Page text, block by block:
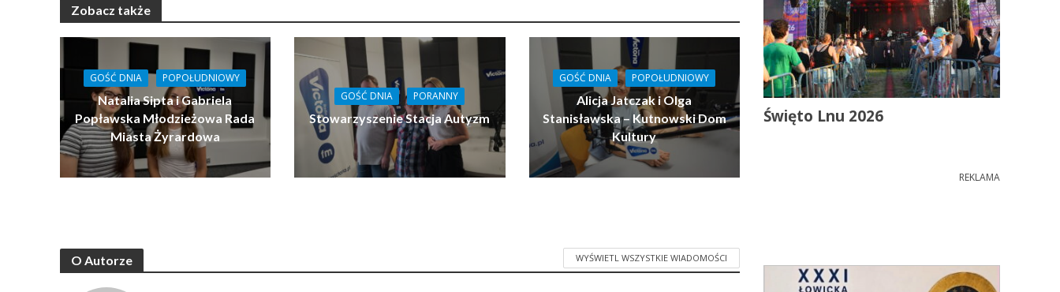
Zobacz także
GOŚĆ DNIA POPOŁUDNIOWY
Natalia Sipta i Gabriela
Popławska Młodzieżowa Rada
Miasta Żyrardowa
GOŚĆ DNIA PORANNY
Stowarzyszenie Stacja Autyzm
GOŚĆ DNIA POPOŁUDNIOWY
Alicja Jatczak i Olga
Stanisławska – Kutnowski Dom
Kultury
O Autorze WYŚWIETL WSZYSTKIE WIADOMOŚCI
Święto Lnu 2026
REKLAMA